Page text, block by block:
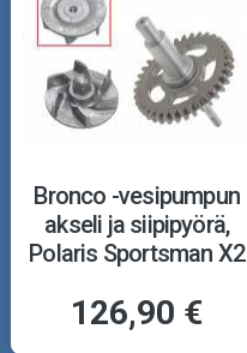
Bronco -vesipumpun
akseli ja siipipyörä,
Polaris Sportsman X2
126,90 €